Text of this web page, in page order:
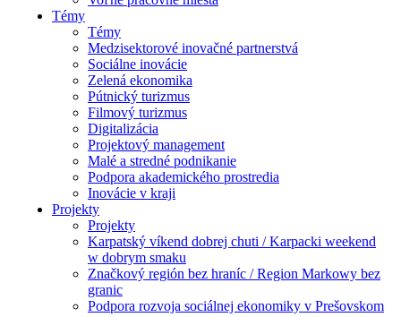
Témy
Témy
Medzisektorové inovačné partnerstvá
Sociálne inovácie
Zelená ekonomika
Pútnický turizmus
Filmový turizmus
Digitalizácia
Projektový management
Malé a stredné podnikanie
Podpora akademického prostredia
Inovácie v kraji
Projekty
Projekty
Karpatský víkend dobrej chuti / Karpacki weekend
w dobrym smaku
Značkový región bez hraníc / Region Markowy bez
granic
Podpora rozvoja sociálnej ekonomiky v Prešovskom